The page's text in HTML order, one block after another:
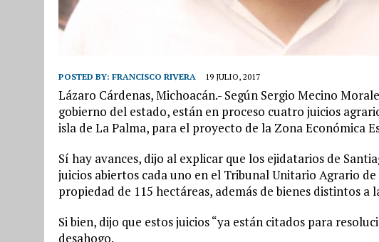
POSTED BY: FRANCISCO RIVERA 19 JULIO, 2017
Lázaro Cárdenas, Michoacán.- Según Sergio Mecino
gobierno del estado, están en proceso cuatro juicios
isla de La Palma, para el proyecto de la Zona Económica
Sí hay avances, dijo al explicar que los ejidatarios de
juicios abiertos cada uno en el Tribunal Unitario Agrario
propiedad de 115 hectáreas, además de bienes distintos
Si bien, dijo que estos juicios “ya están citados para
desahogo.